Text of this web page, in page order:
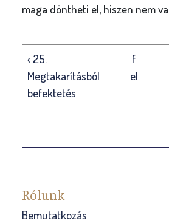
maga döntheti el, hiszen nem
‹ 25.
Megtakarításból
befektetés
f
el
Rólunk
Bemutatkozás